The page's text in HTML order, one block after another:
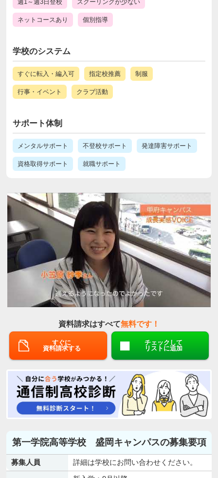
週1～週3日登校 スクーリングが少ない
ネットコースあり 個別指導
学校のシステム
すぐに転入・編入可 指定校推薦 制服
行事・イベント クラブ活動
サポート体制
メンタルサポート 不登校サポート 発達障害サポート
資格取得サポート 就職サポート
資料請求はすべて無料です！
すぐに
資料請求する
チェックして
リストに追加
第一学院高等学校 盛岡キャンパスの募集要項
募集人員 詳細は学校にお問い合わせください。